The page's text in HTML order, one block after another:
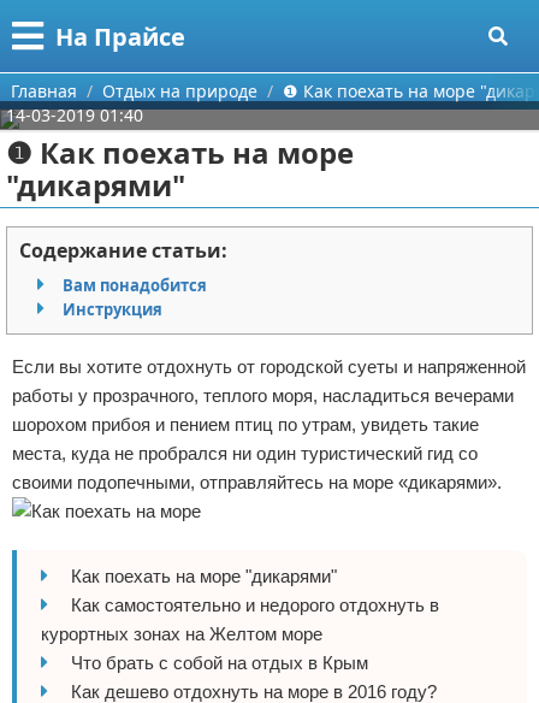
На Прайсе
Меню
Главная
Категории
Разное про покупки
Aliexpress
Сделай онлайн
Круизы
Направления отдыха
Что посетить
Авиаперелеты
Отели
Полезное для туристов
Поиск
О проекте
Контакты
Сотрудничество
Размещение рекламы
Для правообладателей
Условия предоставления информации
Отказ от ответственности
Главная Отдых на природе
❶ Как поехать на море
14-03-2019 01:40
❶ Как поехать на море
"дикарями"
Содержание статьи:
Вам понадобится
Инструкция
Если вы хотите отдохнуть от городской суеты и напряженной
работы у прозрачного, теплого моря, насладиться вечерами
шорохом прибоя и пением птиц по утрам, увидеть такие
места, куда не пробрался ни один туристический гид со
своими подопечными, отправляйтесь на море «дикарями».
Как поехать на море "дикарями"
Как самостоятельно и недорого отдохнуть в
курортных зонах на Желтом море
Что брать с собой на отдых в Крым
Как дешево отдохнуть на море в 2016 году?